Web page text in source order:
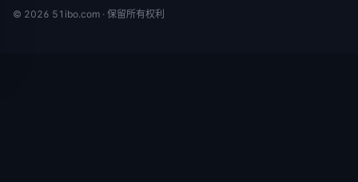
© 2026 51ibo.com · 保留所有权利